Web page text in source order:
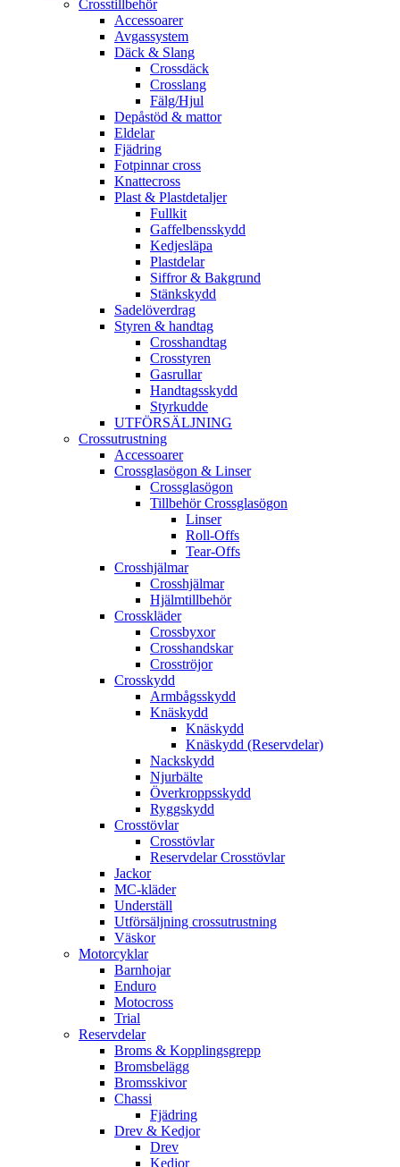
Crosstillbehör
Accessoarer
Avgassystem
Däck & Slang
Crossdäck
Crosslang
Fälg/Hjul
Depåstöd & mattor
Eldelar
Fjädring
Fotpinnar cross
Knattecross
Plast & Plastdetaljer
Fullkit
Gaffelbensskydd
Kedjesläpa
Plastdelar
Siffror & Bakgrund
Stänkskydd
Sadelöverdrag
Styren & handtag
Crosshandtag
Crosstyren
Gasrullar
Handtagsskydd
Styrkudde
UTFÖRSÄLJNING
Crossutrustning
Accessoarer
Crossglasögon & Linser
Crossglasögon
Tillbehör Crossglasögon
Linser
Roll-Offs
Tear-Offs
Crosshjälmar
Crosshjälmar
Hjälmtillbehör
Crosskläder
Crossbyxor
Crosshandskar
Crosströjor
Crosskydd
Armbågsskydd
Knäskydd
Knäskydd
Knäskydd (Reservdelar)
Nackskydd
Njurbälte
Överkroppsskydd
Ryggskydd
Crosstövlar
Crosstövlar
Reservdelar Crosstövlar
Jackor
MC-kläder
Underställ
Utförsäljning crossutrustning
Väskor
Motorcyklar
Barnhojar
Enduro
Motocross
Trial
Reservdelar
Broms & Kopplingsgrepp
Bromsbelägg
Bromsskivor
Chassi
Fjädring
Drev & Kedjor
Drev
Kedjor